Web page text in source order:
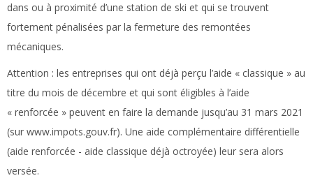
dans ou à proximité d’une station de ski et qui se trouvent
fortement pénalisées par la fermeture des remontées
mécaniques.
Attention : les entreprises qui ont déjà perçu l’aide « classique » au
titre du mois de décembre et qui sont éligibles à l’aide
« renforcée » peuvent en faire la demande jusqu’au 31 mars 2021
(sur www.impots.gouv.fr). Une aide complémentaire différentielle
(aide renforcée - aide classique déjà octroyée) leur sera alors
versée.